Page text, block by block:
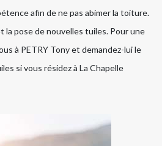
afin de ne pas abimer la toiture.
la pose de nouvelles tuiles. Pour une
à PETRY Tony et demandez-lui le
si vous résidez à La Chapelle